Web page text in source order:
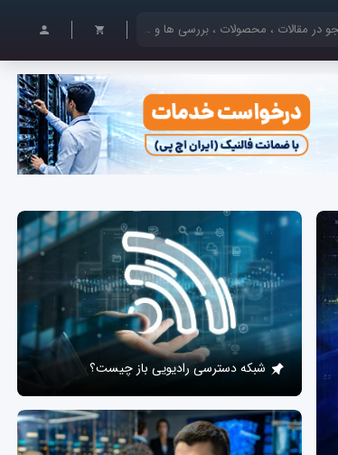
خود را وارد کنید
شبکه دسترسی رادیویی باز چیست؟